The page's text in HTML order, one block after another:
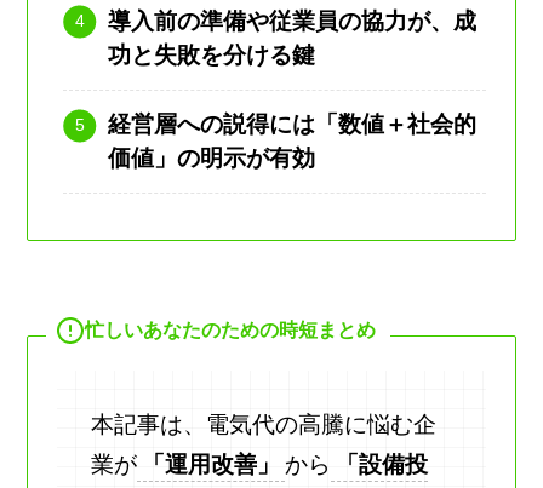
導入前の準備や従業員の協力が、成
功と失敗を分ける鍵
経営層への説得には「数値＋社会的
価値」の明示が有効
忙しいあなたのための時短まとめ
本記事は、電気代の高騰に悩む企
業が
「運用改善」 から
「設備投